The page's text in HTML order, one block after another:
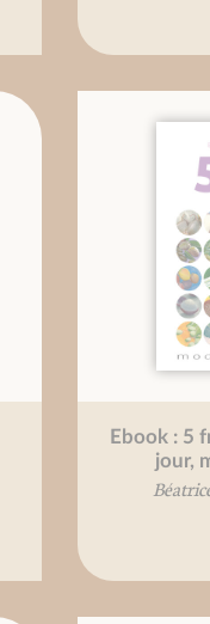
Ebook : 5
jour,